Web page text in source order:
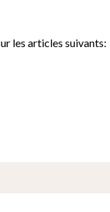
les articles suivants: